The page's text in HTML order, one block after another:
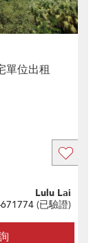
單位出租
Lulu Lai
(已驗證)